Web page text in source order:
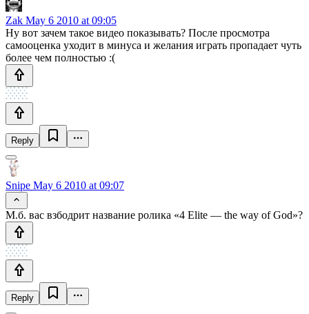
Zak May 6 2010 at 09:05
Ну вот зачем такое видео показывать? После просмотра
самооценка уходит в минуса и желания играть пропадает чуть
более чем полностью :(
Reply
Snipe May 6 2010 at 09:07
М.б. вас взбодрит название ролика «4 Elite — the way of God»?
Reply